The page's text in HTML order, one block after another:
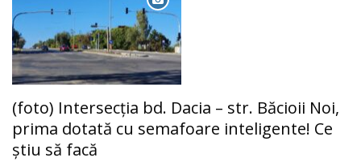
(foto) Intersecția bd. Dacia – str. Băcioii Noi,
prima dotată cu semafoare inteligente! Ce
ştiu să facă